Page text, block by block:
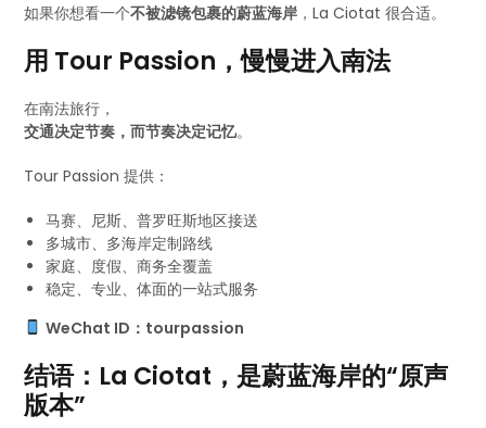
如果你想看一个不被滤镜包裹的蔚蓝海岸 ，La Ciotat 很合适。
用 Tour Passion，慢慢进入南法
在南法旅行，
交通决定节奏，而节奏决定记忆。
Tour Passion 提供：
马赛、尼斯、普罗旺斯地区接送
多城市、多海岸定制路线
家庭、度假、商务全覆盖
稳定、专业、体面的一站式服务
WeChat ID：tourpassion
结语：La Ciotat，是蔚蓝海岸的“原声
版本”